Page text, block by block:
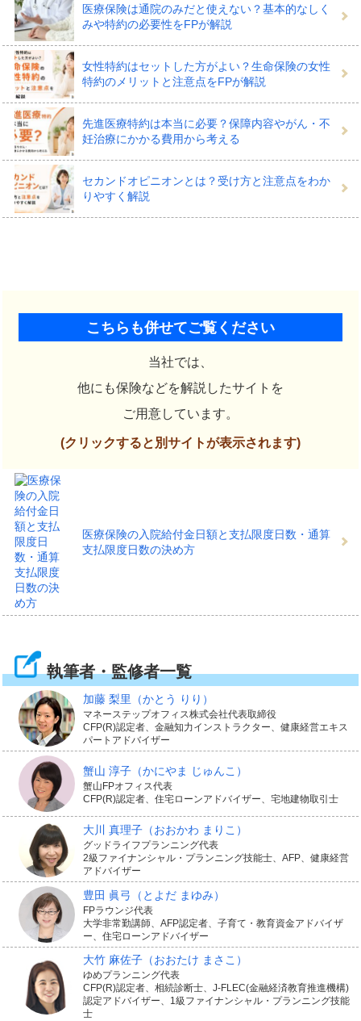
医療保険は通院のみだと使えない？基本的なしく
みや特約の必要性をFPが解説
女性特約はセットした方がよい？生命保険の女性
特約のメリットと注意点をFPが解説
先進医療特約は本当に必要？保障内容やがん・不
妊治療にかかる費用から考える
セカンドオピニオンとは？受け方と注意点をわか
りやすく解説
こちらも併せてご覧ください
当社では、
他にも保険などを解説したサイトを
ご用意しています。
(クリックすると別サイトが表示されます)
医療保険の入院給付金日額と支払限度日数・通算
支払限度日数の決め方
執筆者・監修者一覧
加藤 梨里 （かとう りり）
マネーステップオフィス株式会社代表取締役
CFP(R)認定者、金融知力インストラクター、健康経営エキス
パートアドバイザー
蟹山 淳子 （かにやま じゅんこ）
蟹山FPオフィス代表
CFP(R)認定者、住宅ローンアドバイザー、宅地建物取引士
大川 真理子 （おおかわ まりこ）
グッドライフプランニング代表
2級ファイナンシャル・プランニング技能士、AFP、健康経営
アドバイザー
豊田 眞弓 （とよだ まゆみ）
FPラウンジ代表
大学非常勤講師、AFP認定者、子育て・教育資金アドバイザ
ー、住宅ローンアドバイザー
大竹 麻佐子 （おおたけ まさこ）
ゆめプランニング代表
CFP(R)認定者、相続診断士、J-FLEC(金融経済教育推進機構)
認定アドバイザー、1級ファイナンシャル・プランニング技能
士